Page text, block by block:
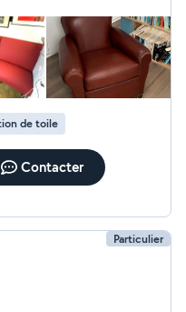
point fr" pour toute
David
de toile
Contacter
Particulier